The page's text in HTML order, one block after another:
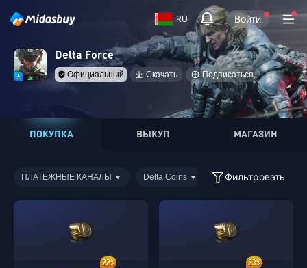
RU Войти
Delta Force
Официальный Скачать Подписаться
ПОКУПКА ВЫКУП МАГАЗИН
ПЛАТЕЖНЫЕ КАНАЛЫ Delta Coins Фильтровать
22% 23%